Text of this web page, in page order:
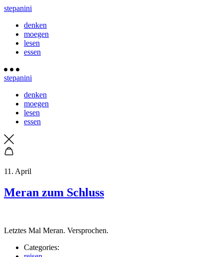
stepanini
denken
moegen
lesen
essen
stepanini
denken
moegen
lesen
essen
11. April
Meran zum Schluss
Letztes Mal Meran. Versprochen.
Categories: